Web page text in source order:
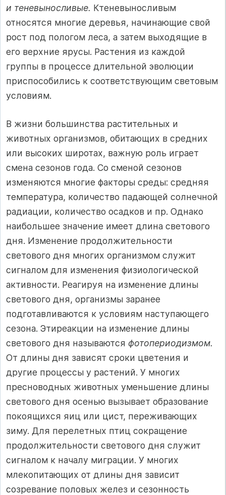
и теневыносливые. Ктеневыносливым
относятся многие деревья, начинающие свой
рост под пологом леса, а затем выходящие в
его верхние ярусы. Растения из каждой
группы в процессе длительной эволюции
приспособились к соответствующим световым
условиям.
В жизни большинства растительных и
животных организмов, обитающих в средних
или высоких широтах, важную роль играет
смена сезонов года. Со сменой сезонов
изменяются многие факторы среды: средняя
температура, количество падающей солнечной
радиации, количество осадков и пр. Однако
наибольшее значение имеет длина светового
дня. Изменение продолжительности
светового дня многих организмом служит
сигналом для изменения физиологической
активности. Реагируя на изменение длины
светового дня, организмы заранее
подготавливаются к условиям наступающего
сезона. Этиреакции на изменение длины
светового дня называются фотопериодизмом.
От длины дня зависят сроки цветения и
другие процессы у растений. У многих
пресноводных животных уменьшение длины
светового дня осенью вызывает образование
покоящихся яиц или цист, переживающих
зиму. Для перелетных птиц сокращение
продолжительности светового дня служит
сигналом к началу миграции. У многих
млекопитающих от длины дня зависит
созревание половых желез и сезонность